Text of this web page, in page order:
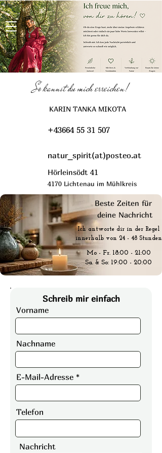
Naturspiritualität
So kannst du mich erreichen!
KARIN TANKA MIKOTA
+43664 55 31 507
natur_spirit(at)posteo.at
Hörleinsödt 41
4170 Lichtenau im Mühlkreis
Beste Zeiten für
deine Nachricht
Ich antworte dir in der Regel
innerhalb von 24 - 48 Stunden
Mo - Fr. 18:00 - 21:00
Sa. & So: 19:00 - 20:00
Schreib mir einfach
Vorname
Nachname
E-Mail-Adresse
Telefon
Nachricht